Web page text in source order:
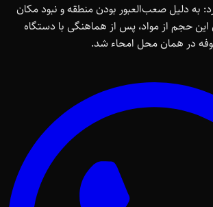
به دلیل صعب‌العبور بودن منطقه و نبود مکان
حجم از مواد، پس از هماهنگی با دستگاه
در همان محل امحاء شد.